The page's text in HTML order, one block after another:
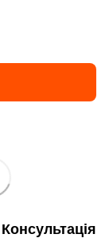
Консультація